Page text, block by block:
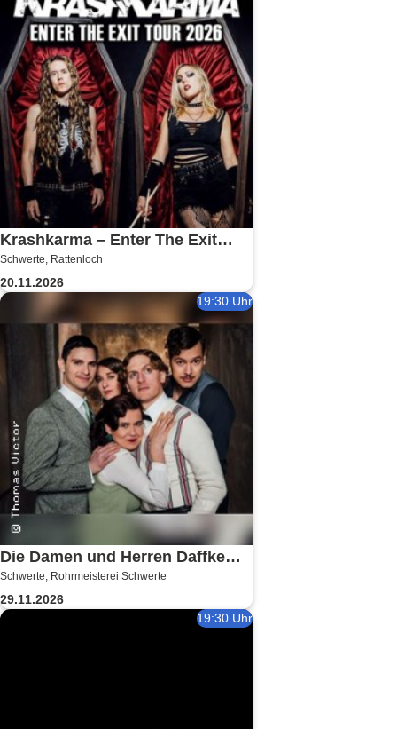
Krashkarma – Enter The Exit
Tour 2026
Schwerte, Rattenloch
20.11.2026
19:30 Uhr
Die Damen und Herren Daffke
|Wie werde ich reich und
glücklich?
Schwerte, Rohrmeisterei Schwerte
29.11.2026
19:30 Uhr